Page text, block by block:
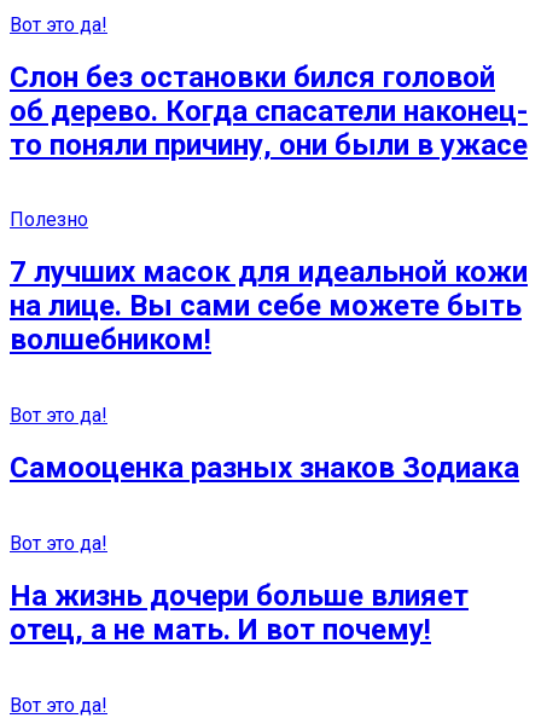
Вот это да!
Слон без остановки бился головой
об дерево. Когда спасатели наконец-
то поняли причину, они были в ужaсе
Полезно
7 лучших масок для идеальной кожи
на лице. Вы сами себе можете быть
волшебником!
Вот это да!
Самооценка разных знаков Зодиака
Вот это да!
На жизнь дочери больше влияет
отец, а не мать. И вот почему!
Вот это да!